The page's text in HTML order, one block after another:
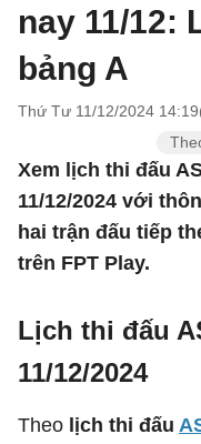
nay 11/12:
bảng A
Thứ Tư 11/12/2024
Xem lịch thi đấu
11/12/2024 với
hai trận đấu tiếp
trên FPT Play.
Lịch thi đấu
11/12/2024
Theo lịch thi đấu